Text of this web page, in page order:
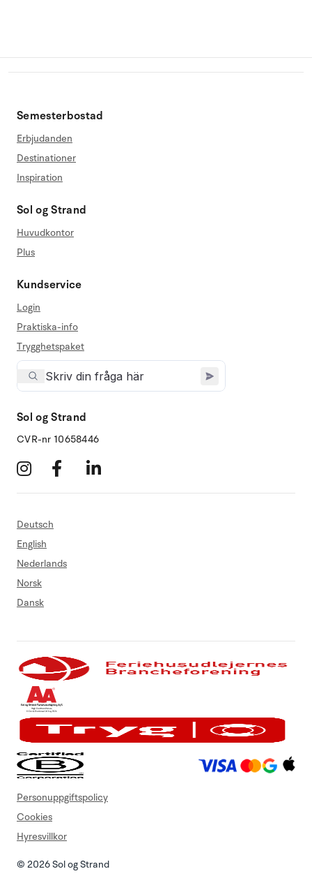
Semesterbostad
Erbjudanden
Destinationer
Inspiration
Sol og Strand
Huvudkontor
Plus
Kundservice
Login
Praktiska-info
Trygghetspaket
Sol og Strand
CVR-nr 10658446
Deutsch
English
Nederlands
Norsk
Dansk
© 2026 Sol og Strand
Personuppgiftspolicy
Cookies
Hyresvillkor